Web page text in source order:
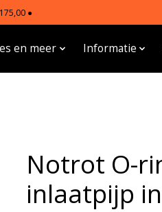
●
en meer Informatie
Notrot O-
inlaatpijp